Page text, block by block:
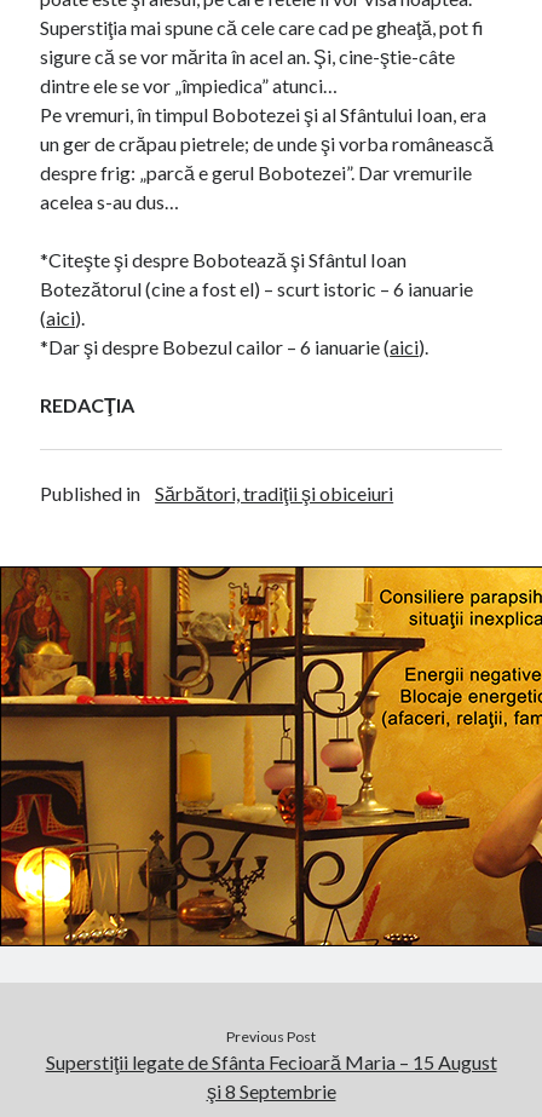
Superstiţia mai spune că cele care cad pe gheaţă, pot fi
sigure că se vor mărita în acel an. Şi, cine-ştie-câte
dintre ele se vor „împiedica” atunci…
Pe vremuri, în timpul Bobotezei şi al Sfântului Ioan, era
un ger de crăpau pietrele; de unde şi vorba românească
despre frig: „parcă e gerul Bobotezei”. Dar vremurile
acelea s-au dus…
*Citeşte şi despre Bobotează şi Sfântul Ioan
Botezătorul (cine a fost el) – scurt istoric – 6 ianuarie
(aici).
*Dar şi despre Bobezul cailor – 6 ianuarie (aici).
REDACŢIA
Published in Sărbători, tradiţii şi obiceiuri
Previous Post
Superstiţii legate de Sfânta Fecioară Maria – 15 August
şi 8 Septembrie